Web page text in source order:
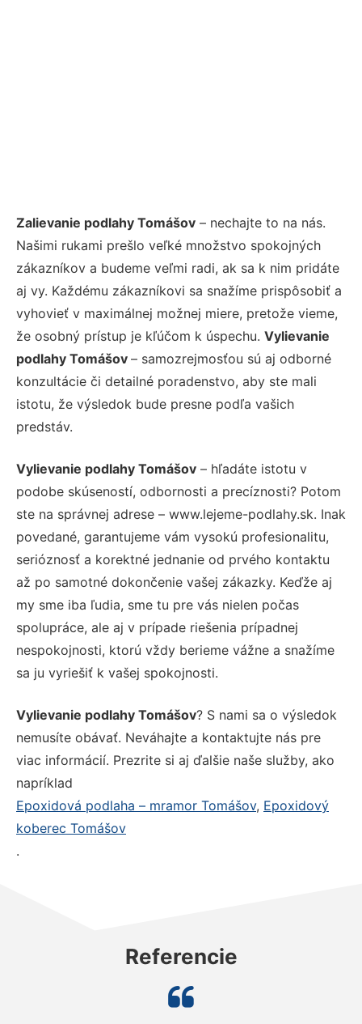
Zalievanie podlahy Tomášov – nechajte to na nás.
Našimi rukami prešlo veľké množstvo spokojných
zákazníkov a budeme veľmi radi, ak sa k nim pridáte
aj vy. Každému zákazníkovi sa snažíme prispôsobiť a
vyhovieť v maximálnej možnej miere, pretože vieme,
že osobný prístup je kľúčom k úspechu. Vylievanie
podlahy Tomášov – samozrejmosťou sú aj odborné
konzultácie či detailné poradenstvo, aby ste mali
istotu, že výsledok bude presne podľa vašich
predstáv.
Vylievanie podlahy Tomášov – hľadáte istotu v
podobe skúseností, odbornosti a precíznosti? Potom
ste na správnej adrese – www.lejeme-podlahy.sk. Inak
povedané, garantujeme vám vysokú profesionalitu,
serióznosť a korektné jednanie od prvého kontaktu
až po samotné dokončenie vašej zákazky. Keďže aj
my sme iba ľudia, sme tu pre vás nielen počas
spolupráce, ale aj v prípade riešenia prípadnej
nespokojnosti, ktorú vždy berieme vážne a snažíme
sa ju vyriešiť k vašej spokojnosti.
Vylievanie podlahy Tomášov? S nami sa o výsledok
nemusíte obávať. Neváhajte a kontaktujte nás pre
viac informácií. Prezrite si aj ďalšie naše služby, ako
napríklad
Epoxidová podlaha – mramor Tomášov, Epoxidový
koberec Tomášov
.
Referencie